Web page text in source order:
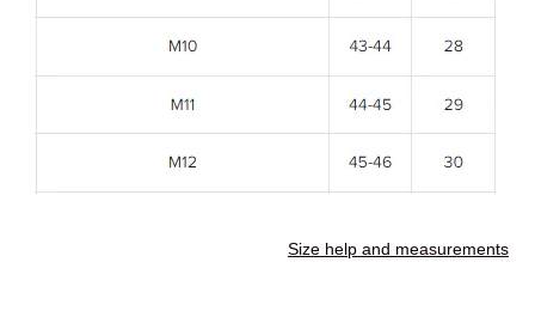
Size help and measurements